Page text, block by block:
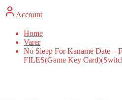
Account
Home
Varer
No Sleep For Kaname Date
FILES(Game Key